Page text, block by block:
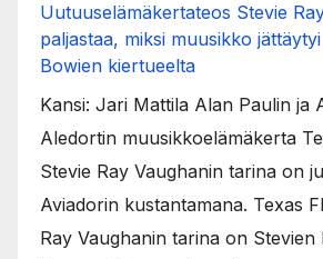
Uutuuselämäkertateos Stevie
paljastaa, miksi muusikko
Bowien kiertueelta
Kansi: Jari Mattila Alan Paulin ja
Aledortin muusikkoelämäkerta
Stevie Ray Vaughanin tarina on
Aviadorin kustantamana. Texas
Ray Vaughanin tarina on Stevien